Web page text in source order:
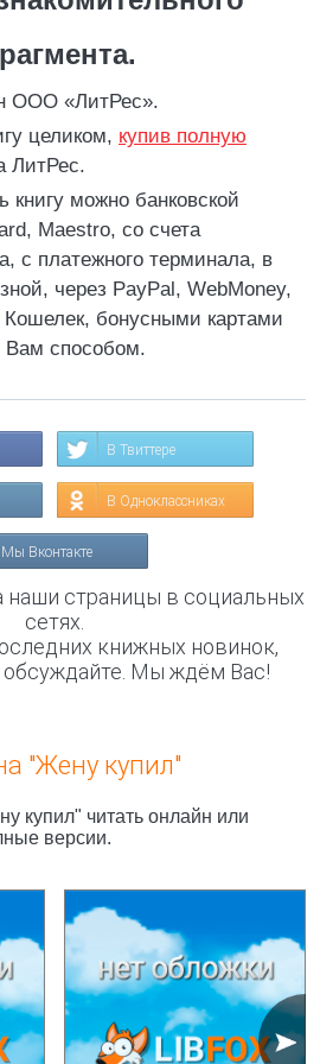
ООО «ЛитРес».
целиком, купив полную
ЛитРес.
книгу можно банковской
Maestro, со счета
с платежного терминала, в
через PayPal, WebMoney,
бонусными картами
способом.
В Твиттере
В Одноклассниках
Мы Вконтакте
наши страницы в социальных
сетях.
книжных новинок,
обсуждайте. Мы ждём Вас!
"Жену купил"
купил" читать онлайн или
версии.